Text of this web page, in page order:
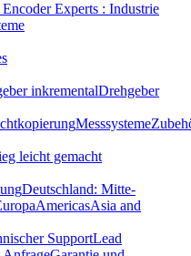
Experts : Industrie
inkrementalDrehgeber
Messsysteme
leicht gemacht
Deutschland: Mitte-
AmericasAsia and
SupportLead